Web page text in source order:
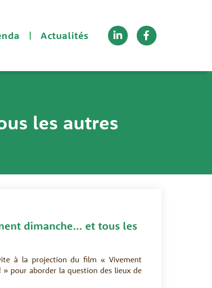
Actualités
Linkedin-
in
Facebook-
f
les autres
dimanche… et tous les
à la projection du film « Vivement
pour aborder la question des lieux de